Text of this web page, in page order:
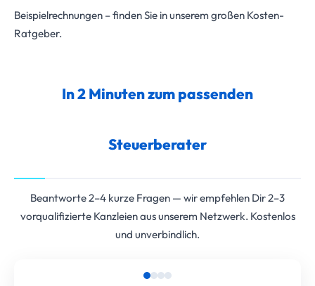
Beispielrechnungen – finden Sie in unserem großen Kosten-
Ratgeber.
In 2 Minuten zum passenden
Steuerberater
Beantworte 2–4 kurze Fragen — wir empfehlen Dir 2–3
vorqualifizierte Kanzleien aus unserem Netzwerk. Kostenlos
und unverbindlich.